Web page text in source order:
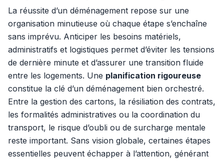
La réussite d’un déménagement repose sur une
organisation minutieuse où chaque étape s’enchaîne
sans imprévu. Anticiper les besoins matériels,
administratifs et logistiques permet d’éviter les tensions
de dernière minute et d’assurer une transition fluide
entre les logements. Une planification rigoureuse
constitue la clé d’un déménagement bien orchestré.
Entre la gestion des cartons, la résiliation des contrats,
les formalités administratives ou la coordination du
transport, le risque d’oubli ou de surcharge mentale
reste important. Sans vision globale, certaines étapes
essentielles peuvent échapper à l’attention, générant